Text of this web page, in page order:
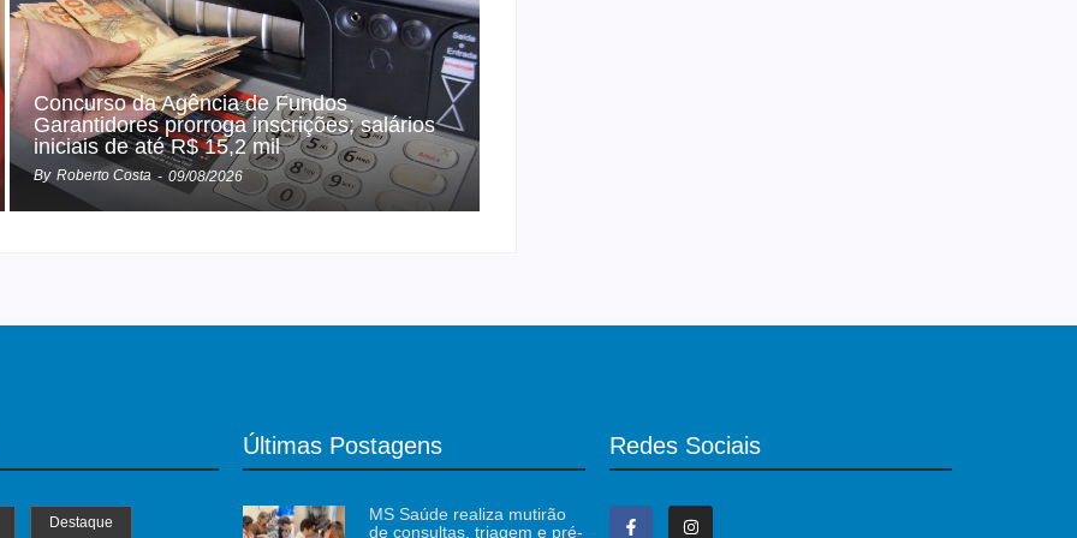
Concurso da Agência de Fundos
Garantidores prorroga inscrições; salários
iniciais de até R$ 15,2 mil
By Roberto Costa - 09/08/2026
Destaque
Últimas Postagens
MS Saúde realiza mutirão
de consultas, triagem e pré-
Redes Sociais